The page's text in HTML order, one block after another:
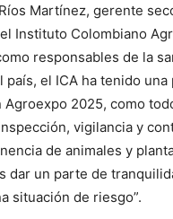
Martínez, gerente
Instituto Colombiano
responsables de la
país, el ICA ha tenido
2025, como
vigilancia y
de animales y
dar un parte de
situación de riesgo”.